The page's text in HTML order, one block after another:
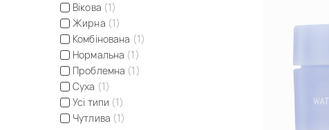
Вікова (1)
Жирна (1)
Комбінована (1)
Нормальна (1)
Проблемна (1)
Суха (1)
Усі типи (1)
Чутлива (1)